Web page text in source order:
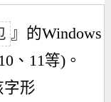
』的Windows
、11等)。
字形